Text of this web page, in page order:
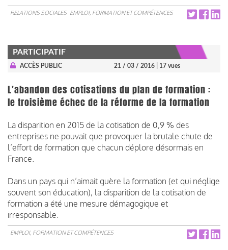
RELATIONS SOCIALES EMPLOI, FORMATION ET COMPÉTENCES
PARTICIPATIF
ACCÈS PUBLIC 21 / 03 / 2016 | 17 vues
L'abandon des cotisations du plan de formation :
le troisième échec de la réforme de la formation
La disparition en 2015 de la cotisation de 0,9 % des
entreprises ne pouvait que provoquer la brutale chute de
l’effort de formation que chacun déplore désormais en
France.
Dans un pays qui n’aimait guère la formation (et qui néglige
souvent son éducation), la disparition de la cotisation de
formation a été une mesure démagogique et
irresponsable.
EMPLOI, FORMATION ET COMPÉTENCES